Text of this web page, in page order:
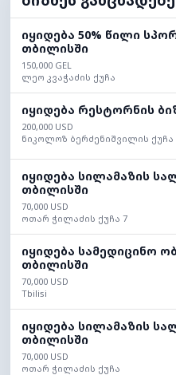
იყიდება 50% წილი
თბილისში
150,000 GEL
ლეო კვაჭაძის ქუჩა
იყიდება რესტორნის
200,000 USD
ნიკოლოზ ბერძენიშვილის ქუჩა
იყიდება სილამაზის
თბილისში
70,000 USD
ოთარ ჭილაძის ქუჩა 7
იყიდება სამედიცინო
თბილისში
70,000 USD
Tbilisi
იყიდება სილამაზის
თბილისში
70,000 USD
ოთარ ჭილაძის ქუჩა